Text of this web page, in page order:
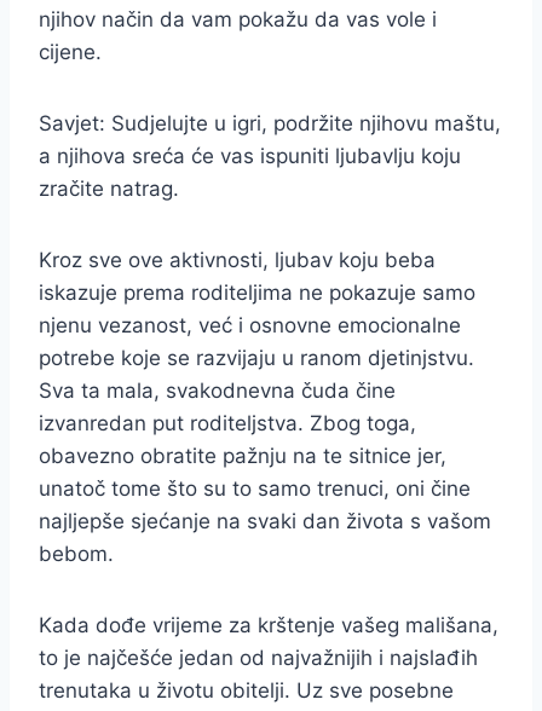
njihov način da vam pokažu da vas vole i
cijene.
Savjet: Sudjelujte u igri, podržite njihovu maštu,
a njihova sreća će vas ispuniti ljubavlju koju
zračite natrag.
Kroz sve ove aktivnosti, ljubav koju beba
iskazuje prema roditeljima ne pokazuje samo
njenu vezanost, već i osnovne emocionalne
potrebe koje se razvijaju u ranom djetinjstvu.
Sva ta mala, svakodnevna čuda čine
izvanredan put roditeljstva. Zbog toga,
obavezno obratite pažnju na te sitnice jer,
unatoč tome što su to samo trenuci, oni čine
najljepše sjećanje na svaki dan života s vašom
bebom.
Kada dođe vrijeme za krštenje vašeg mališana,
to je najčešće jedan od najvažnijih i najslađih
trenutaka u životu obitelji. Uz sve posebne